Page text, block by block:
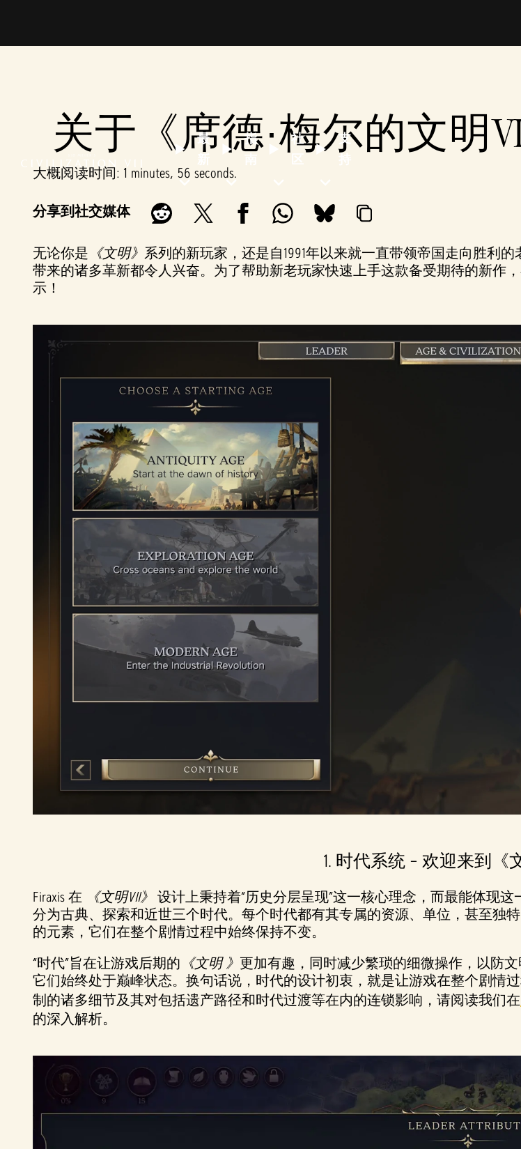
最
指
社
支
关于《席德·梅尔的文明
大概阅读时间 1 minutes, 56 seconds
分享到社交媒体
无论你是 《文明》 系列的新玩家，还是自1991年以来就一直带领帝国走向胜利的
带来的诸多革新都令人兴奋。为了帮助新老玩家快速上手这款备受期待的新作
示！
1. 时代系统 – 欢迎来到《
Firaxis 在 《文明VII》 设计上秉持着“历史分层呈现”这一核心理念，而最能体现
分为古典、探索和近世三个时代。每个时代都有其专属的资源、单位，甚至独
的元素，它们在整个剧情过程中始终保持不变。
“时代”旨在让游戏后期的 《文明 》 更加有趣，同时减少繁琐的细微操作，以防
它们始终处于巅峰状态。换句话说，时代的设计初衷，就是让游戏在整个剧情
制的诸多细节及其对包括遗产路径和时代过渡等在内的连锁影响，请阅读我们在
的深入解析。